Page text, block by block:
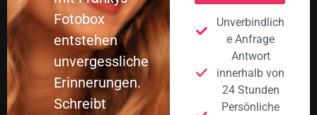
Fotobox
entstehen
unvergessliche
Erinnerungen.
Schreibt
Unverbindlich
e Anfrage
Antwort
innerhalb von
24 Stunden
Persönliche